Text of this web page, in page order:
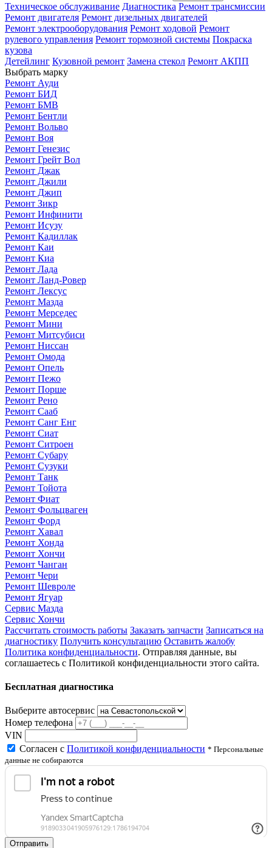
Техническое обслуживание Диагностика Ремонт трансмиссии
Ремонт двигателя Ремонт дизельных двигателей
Ремонт электрооборудования Ремонт ходовой Ремонт
рулевого управления Ремонт тормозной системы Покраска
кузова
Детейлинг Кузовной ремонт Замена стекол Ремонт АКПП
Выбрать марку
Ремонт Ауди
Ремонт БИД
Ремонт БМВ
Ремонт Бентли
Ремонт Вольво
Ремонт Воя
Ремонт Генезис
Ремонт Грейт Вол
Ремонт Джак
Ремонт Джили
Ремонт Джип
Ремонт Зикр
Ремонт Инфинити
Ремонт Исузу
Ремонт Кадиллак
Ремонт Каи
Ремонт Киа
Ремонт Лада
Ремонт Ланд-Ровер
Ремонт Лексус
Ремонт Мазда
Ремонт Мерседес
Ремонт Мини
Ремонт Митсубиси
Ремонт Ниссан
Ремонт Омода
Ремонт Опель
Ремонт Пежо
Ремонт Порше
Ремонт Рено
Ремонт Сааб
Ремонт Санг Енг
Ремонт Сиат
Ремонт Ситроен
Ремонт Субару
Ремонт Сузуки
Ремонт Танк
Ремонт Тойота
Ремонт Фиат
Ремонт Фольцваген
Ремонт Форд
Ремонт Хавал
Ремонт Хонда
Ремонт Хончи
Ремонт Чанган
Ремонт Чери
Ремонт Шевроле
Ремонт Ягуар
Сервис Мазда
Сервис Хончи
Рассчитать стоимость работы Заказать запчасти Записаться на
диагностику Получить консультацию Оставить жалобу
Политика конфиденциальности. Отправляя данные, вы
соглашаетесь с Политикой конфиденциальности этого сайта.
Бесплатная диагностика
Выберите автосервис
Номер телефона
VIN
Согласен с Политикой конфиденциальности * Персональные
данные не собираются
Отправить